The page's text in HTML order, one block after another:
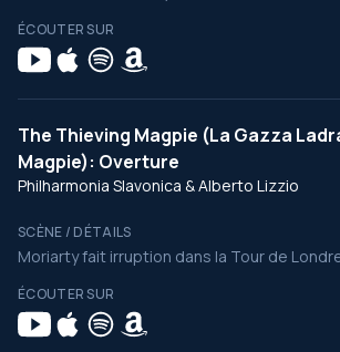
ÉCOUTER SUR
The Thieving Magpie (La Gazza
Magpie): Overture
Philharmonia Slavonica & Alberto Lizzio
SCÈNE / DÉTAILS
Moriarty fait irruption dans la Tour de
ÉCOUTER SUR